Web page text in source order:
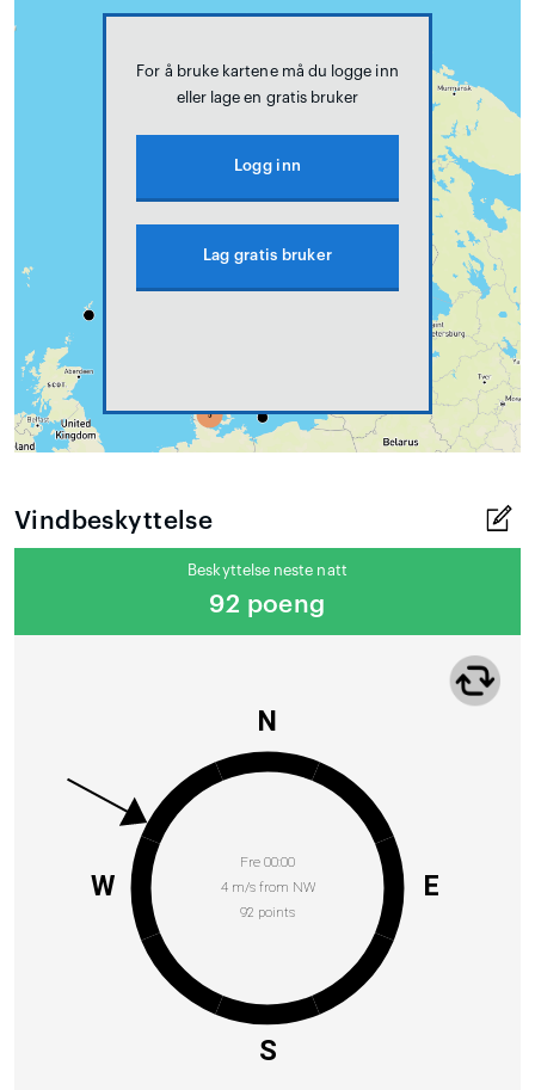
For å bruke kartene må du logge inn
eller lage en gratis bruker
Logg inn
Lag gratis bruker
Vindbeskyttelse
Beskyttelse neste natt
92 poeng
Fre 00:00
4 m/s from NW
92 points
N
E
S
W